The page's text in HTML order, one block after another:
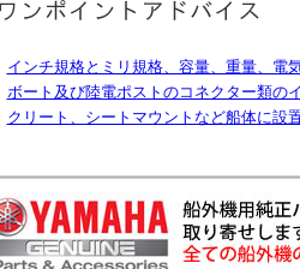
インチ規格とミリ規格、容量、重量、電
ボート及び陸電ポストのコネクター類の
クリート、シートマウントなど船体に設